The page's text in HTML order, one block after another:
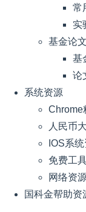
常
实
基金论文
基
论
系统资源
Chrome
人民币
IOS系
免费工
网络资
国科金帮助资